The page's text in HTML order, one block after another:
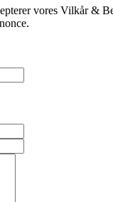
vores Vilkår &